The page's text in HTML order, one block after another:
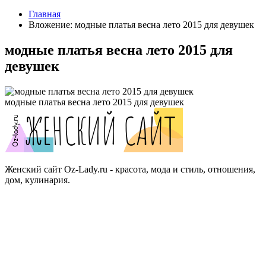
Главная
Вложение: модные платья весна лето 2015 для девушек
модные платья весна лето 2015 для
девушек
модные платья весна лето 2015 для девушек
Женский сайт Oz-Lady.ru - красота, мода и стиль, отношения,
дом, кулинария.